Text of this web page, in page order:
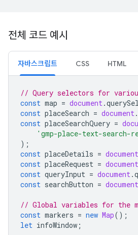
전체 코드 예시
자바스크립트 CSS HTML
// Query selectors for
const map = document.
const placeSearch = document.
const placeSearchQuery =
'gmp-place-text-search-
);
const placeDetails = document
const placeRequest = document
const queryInput = document.
const searchButton = document
// Global variables for the
const markers = new Map();
let infoWindow ;